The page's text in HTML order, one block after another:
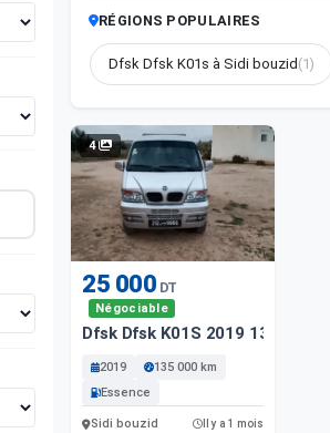
RÉGIONS POPULAIRES
Dfsk Dfsk K01s à Sidi bouzid (1)
4
25 000 DT
Négociable
Dfsk Dfsk K01S 2019 135000 Km
2019
135 000 km
Essence
Sidi bouzid Il y a 1 mois